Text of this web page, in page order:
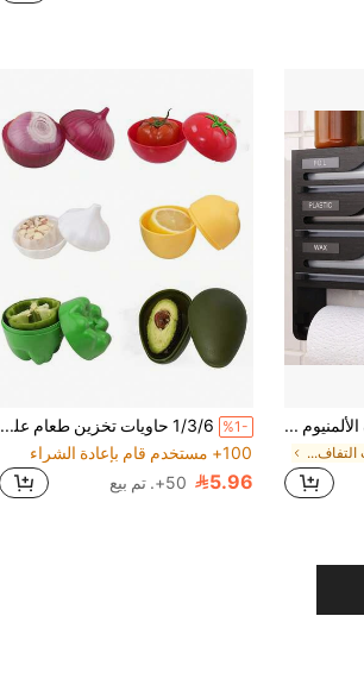
1 قطعة موزع لفائف الألمنيوم من الخيزران، حامل ألمنيوم ذو 3 طبقات مع رف لمناشف الورق، منظم لفائف الألمنيوم والغلاف البلاستيكي، مناسب للمطبخ - موسم العودة إلى المدرسة
في موزعات التفاف البلاستيك
%1-
1/3/6 حاويات تخزين طعام على شكل فاكهة وخضروات - أفوكادو، ليمون، بصل، طماطم، ثوم، فلفل أحمر، صناديق حفظ الأطعمة متعددة الوظائف، مناسبة لتخزين الثلاجة والتخييم والطهي والتحضير
100+ مستخدم قام بإعادة الشراء
5.96 50+. تم بيع